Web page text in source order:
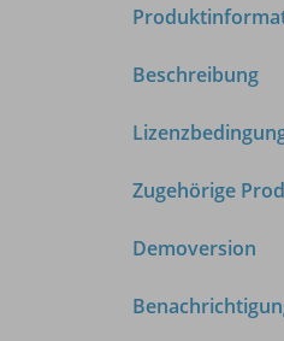
Beschreibung
Zugehörige
Demoversion